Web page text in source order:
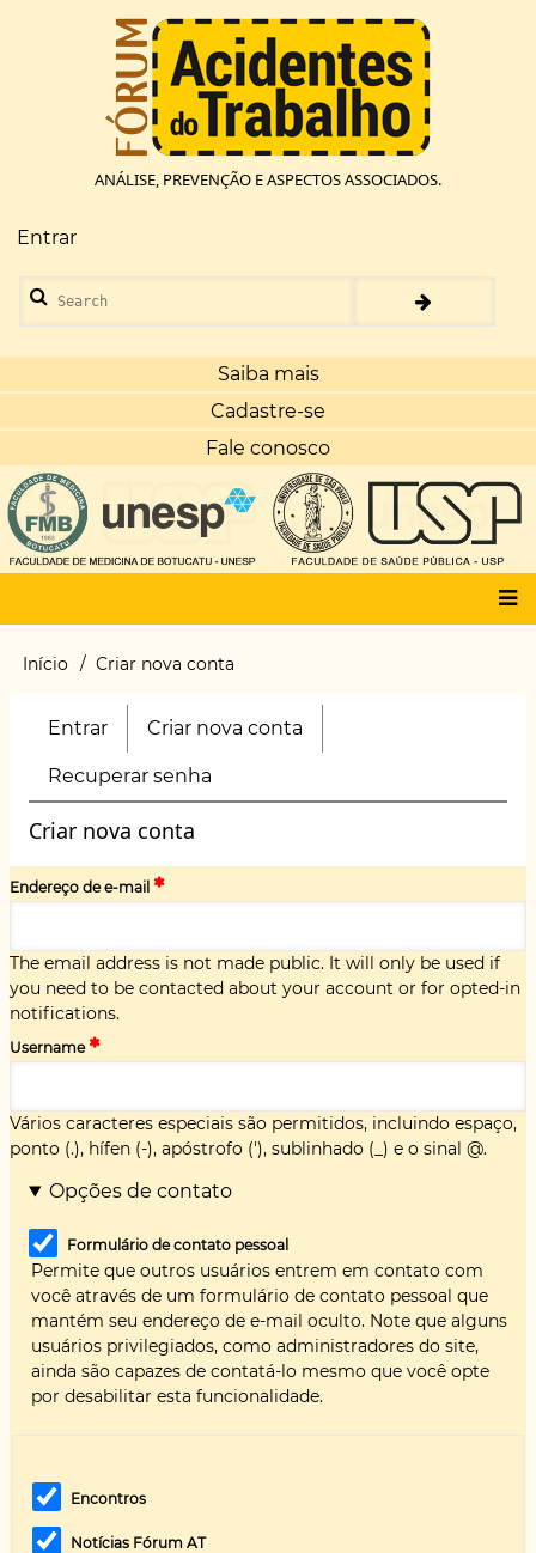
ANÁLISE, PREVENÇÃO E ASPECTOS ASSOCIADOS.
Menu
de
conta
de
usuário
Entrar
Search
Saiba mais
Cadastre-se
Fale conosco
Main
Trilha
navegação
Início Criar nova conta
Primary
Entrar Criar nova conta
ativa)
Recuperar senha
Criar nova conta
Endereço de e-mail
The email address is not made public. It will only be used if
you need to be contacted about your account or for opted-in
notifications.
Username
Vários caracteres especiais são permitidos, incluindo espaço,
ponto (.), hífen (-), apóstrofo ('), sublinhado (_) e o sinal @.
Opções de contato
Formulário de contato pessoal
Permite que outros usuários entrem em contato com
você através de um formulário de contato pessoal que
mantém seu endereço de e-mail oculto. Note que alguns
usuários privilegiados, como administradores do site,
ainda são capazes de contatá-lo mesmo que você opte
por desabilitar esta funcionalidade.
Encontros
Notícias Fórum AT